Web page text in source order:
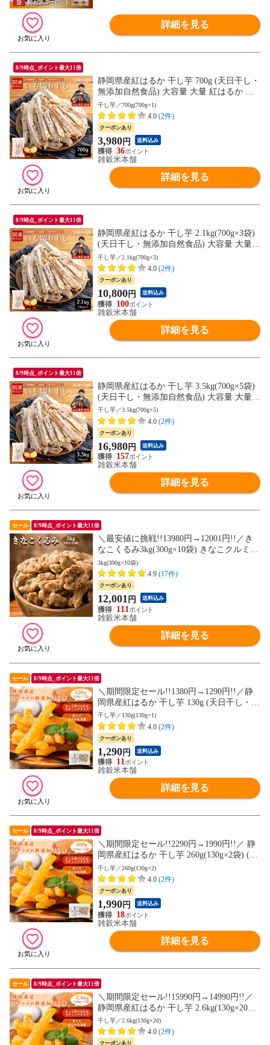
詳細を見る
8/9時点_ポイント最大11倍
静岡県産紅はるか 干し芋 700g (天日干し・
無添加自然食品) 大容量 大量 紅はるか 干
しいも ホシイモ 無添加 お菓子 和菓子 お
やつ ほしいも 干しイモ 健康食品 茶菓子
ギフト スイーツ 当店のイチオシ チャック
付き 送料無料
干し芋／700g(700g×1)
4.0 (2件)
クーポンあり
3,980円 送料込み
36
雑穀米本舗
詳細を見る
8/9時点_ポイント最大11倍
静岡県産紅はるか 干し芋 2.1kg(700g×3袋)
(天日干し・無添加自然食品) 大容量 大量
紅はるか 干しいも ホシイモ 無添加 お菓子
和菓子 おやつ ほしいも 干しイモ 健康食品
茶菓子 ギフト スイーツ 当店のイチオシ チ
ャック付き 送料無料
干し芋／2.1kg(700g×3)
4.0 (2件)
クーポンあり
10,800円 送料込み
100
雑穀米本舗
詳細を見る
8/9時点_ポイント最大11倍
静岡県産紅はるか 干し芋 3.5kg(700g×5袋)
(天日干し・無添加自然食品) 大容量 大量
紅はるか 干しいも ホシイモ 無添加 お菓子
和菓子 おやつ ほしいも 干しイモ 健康食品
茶菓子 ギフト スイーツ 当店のイチオシ チ
ャック付き 送料無料
干し芋／3.5kg(700g×5)
4.0 (2件)
クーポンあり
16,980円 送料込み
157
雑穀米本舗
詳細を見る
セール 8/9時点_ポイント最大11倍
＼最安値に挑戦!!13980円→12001円!!／き
なこくるみ3kg(300g×10袋) きなこクルミ
スイーツ 胡桃 おやつ お菓子 無添加 くる
み クルミ 送料無料 備蓄品 無添加 おつま
み 製菓 製パン 材料 業務用 家飲み 宅飲み
(チャック付き) 初めての方おすすめ 当店の
イチオシ
3kg(300g×10袋)
4.9 (17件)
クーポンあり
12,001 円 送料込み
111
雑穀米本舗
詳細を見る
セール 8/9時点_ポイント最大11倍
＼期間限定セール!!1380円→1290円!!／静
岡県産紅はるか 干し芋 130g (天日干し・無
添加自然食品) 紅はるか 干しいも ホシイモ
無添加 お菓子 和菓子 おやつ ほしいも 干
しイモ 健康食品 茶菓子 ギフト スイーツ
当店のイチオシ チャック付き 送料無料
干し芋／130g(130g×1)
4.0 (2件)
クーポンあり
1,290円 送料込み
11
雑穀米本舗
詳細を見る
セール 8/9時点_ポイント最大11倍
＼期間限定セール!!2290円→1990円!!／ 静
岡県産紅はるか 干し芋 260g(130g×2袋) (天
日干し・無添加自然食品) 紅はるか 干しい
も ホシイモ 無添加 お菓子 和菓子 おやつ
ほしいも 干しイモ 健康食品 茶菓子 ギフト
スイーツ 当店のイチオシ チャック付き 送
料無料
干し芋／260g(130g×2)
4.0 (2件)
クーポンあり
1,990円 送料込み
18
雑穀米本舗
詳細を見る
セール 8/9時点_ポイント最大11倍
＼期間限定セール!!15990円→14990円!!／
静岡県産紅はるか 干し芋 2.6kg(130g×20袋)
(天日干し・無添加自然食品) 紅はるか 干し
いも ホシイモ 無添加 お菓子 和菓子 おや
つ ほしいも 干しイモ 健康食品 茶菓子 ギ
干し芋／2.6kg(130g×20)
4.0 (2件)
クーポンあり